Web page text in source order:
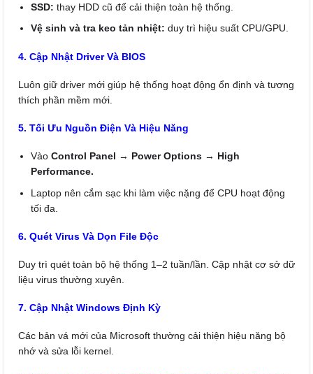
SSD: thay HDD cũ để cải thiện toàn hệ thống.
Vệ sinh và tra keo tản nhiệt: duy trì hiệu suất CPU/GPU.
4. Cập Nhật Driver Và BIOS
Luôn giữ driver mới giúp hệ thống hoạt động ổn định và tương
thích phần mềm mới.
5. Tối Ưu Nguồn Điện Và Hiệu Năng
VàoControl Panel → Power Options → High
Performance.
Laptop nên cắm sạc khi làm việc nặng để CPU hoạt động
tối đa.
6. Quét Virus Và Dọn File Độc
Duy trì quét toàn bộ hệ thống 1–2 tuần/lần. Cập nhật cơ sở dữ
liệu virus thường xuyên.
7. Cập Nhật Windows Định Kỳ
Các bản vá mới của Microsoft thường cải thiện hiệu năng bộ
nhớ và sửa lỗi kernel.